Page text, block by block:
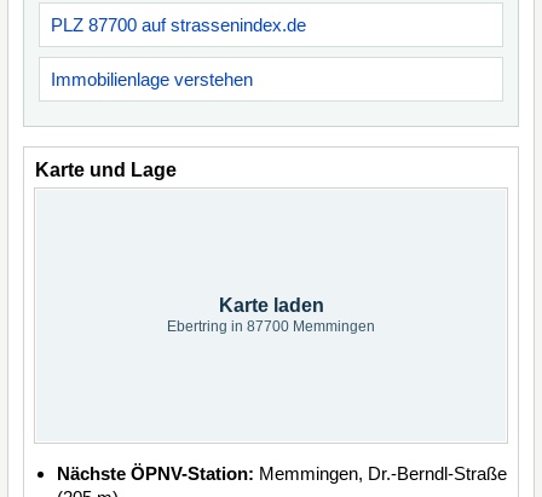
PLZ 87700 auf strassenindex.de
Immobilienlage verstehen
Karte und Lage
Karte laden
Ebertring in 87700 Memmingen
Nächste ÖPNV-Station: Memmingen, Dr.-Berndl-Straße